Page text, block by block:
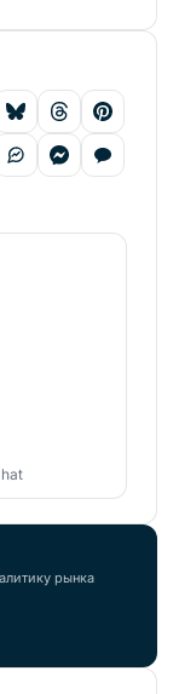
рынка